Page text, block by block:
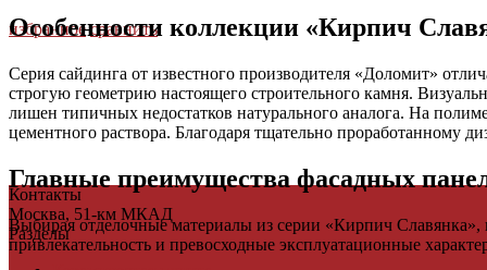
избранное сравнить
Особенности коллекции «Кирпич
Серия сайдинга от известного производителя «Доломит»
строгую геометрию настоящего строительного камня.
лишен типичных недостатков натурального аналога. На
цементного раствора. Благодаря тщательно проработанному
Главные преимущества фасадных
Выбирая отделочные материалы из серии «Кирпич Славянка»,
привлекательность и превосходные эксплуатационные
Контакты
Москва, 51-км МКАД
Разделы